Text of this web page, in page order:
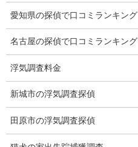
ブログ
探偵エッセイ
探偵コラム
探偵日記
夫婦の信頼関係
愛知県の探偵で口コミランキング
名古屋の探偵で口コミランキング
浮気調査料金
新城市の浮気調査探偵
田原市の浮気調査探偵